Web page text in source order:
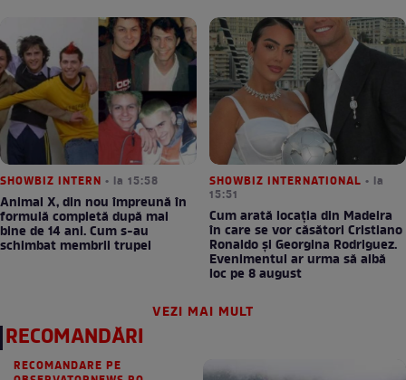
SHOWBIZ INTERN • la 15:58
Animal X, din nou împreună în
formulă completă după mai
bine de 14 ani. Cum s-au
schimbat membrii trupei
SHOWBIZ INTERNATIONAL • la
15:51
Cum arată locația din Madeira
în care se vor căsători Cristiano
Ronaldo și Georgina Rodriguez.
Evenimentul ar urma să aibă
loc pe 8 august
VEZI MAI MULT
RECOMANDĂRI
RECOMANDARE PE